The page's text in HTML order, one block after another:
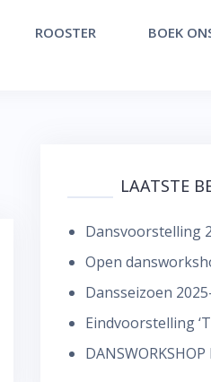
ROOSTER BOEK
LAATSTE
Dansvoorstelling
Open
Dansseizoen
Eindvoorstelling